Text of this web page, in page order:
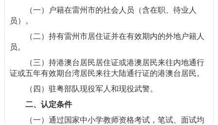
（一）户籍在雷州市的社会人员（含在职、待业人
员）。
（二）持有雷州市居住证并在有效期内的外地户籍人
员。
（三）持港澳台居民居住证或港澳居民来往内地通行
证或五年有效期台湾居民来往大陆通行证的港澳台居民。
（四）驻粤部队现役军人和现役武警。
二、认定条件
（一）通过国家中小学教师资格考试，笔试、面试均